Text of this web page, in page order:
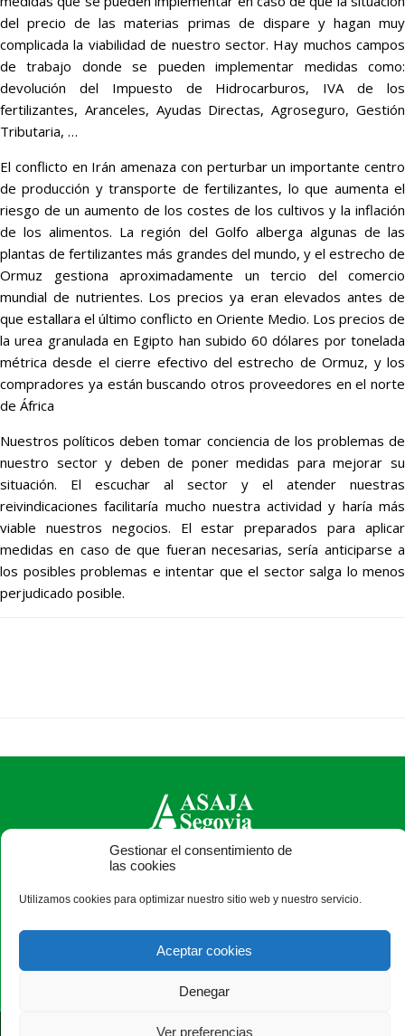
Gestionar el consentimiento de
las cookies
Utilizamos cookies para optimizar nuestro sitio web y nuestro servicio.
Aceptar cookies
Denegar
Ver preferencias
del precio de las materias primas de dispare y hagan muy
complicada la viabilidad de nuestro sector. Hay muchos campos
de trabajo donde se pueden implementar medidas como:
devolución del Impuesto de Hidrocarburos, IVA de los
fertilizantes, Aranceles, Ayudas Directas, Agroseguro, Gestión
Tributaria, …
El conflicto en Irán amenaza con perturbar un importante centro
de producción y transporte de fertilizantes, lo que aumenta el
riesgo de un aumento de los costes de los cultivos y la inflación
de los alimentos. La región del Golfo alberga algunas de las
plantas de fertilizantes más grandes del mundo, y el estrecho de
Ormuz gestiona aproximadamente un tercio del comercio
mundial de nutrientes. Los precios ya eran elevados antes de
que estallara el último conflicto en Oriente Medio. Los precios de
la urea granulada en Egipto han subido 60 dólares por tonelada
métrica desde el cierre efectivo del estrecho de Ormuz, y los
compradores ya están buscando otros proveedores en el norte
de África
Nuestros políticos deben tomar conciencia de los problemas de
nuestro sector y deben de poner medidas para mejorar su
situación. El escuchar al sector y el atender nuestras
reivindicaciones facilitaría mucho nuestra actividad y haría más
viable nuestros negocios. El estar preparados para aplicar
medidas en caso de que fueran necesarias, sería anticiparse a
los posibles problemas e intentar que el sector salga lo menos
perjudicado posible.
ASAJA Segovia - Jóvenes Agricultores
C/ Bomberos, 10 - 40003 Segovia - España · Tel.: +34 921
asajasegovia@asajasegovia.com